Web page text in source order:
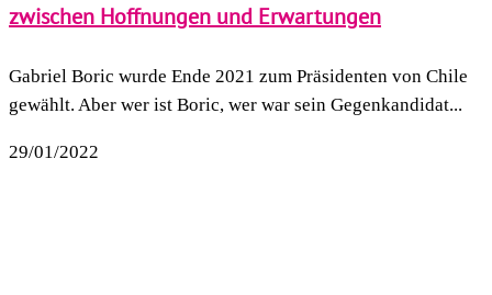
zwischen Hoffnungen und Erwartungen
Gabriel Boric wurde Ende 2021 zum Präsidenten von Chile
gewählt. Aber wer ist Boric, wer war sein Gegenkandidat...
29/01/2022